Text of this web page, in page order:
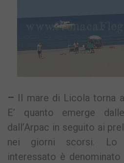
– Il mare di Licola torna
E’ quanto emerge
dall’Arpac in seguito ai
nei giorni scorsi. Lo
interessato è